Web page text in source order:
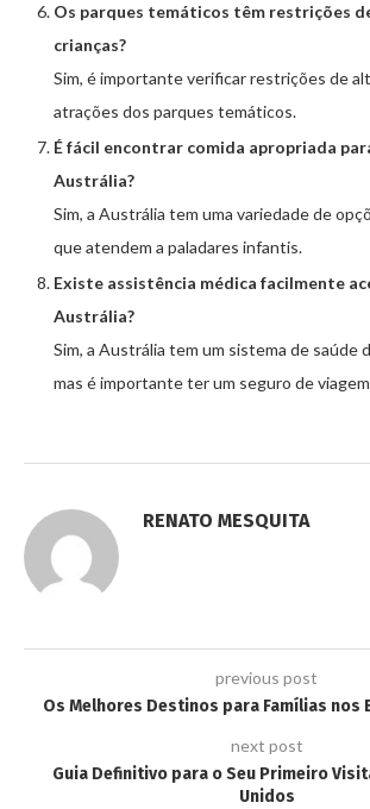
Os parques temáticos têm restrições
crianças?
Sim, é importante verificar restrições de
atrações dos parques temáticos.
É fácil encontrar comida apropriada
Austrália?
Sim, a Austrália tem uma variedade de
que atendem a paladares infantis.
Existe assistência médica facilmente
Austrália?
Sim, a Austrália tem um sistema de saúde
mas é importante ter um seguro de
RENATO MESQUITA
previous post
Os Melhores Destinos para Famílias nos
next post
Guia Definitivo para o Seu Primeiro
Unidos